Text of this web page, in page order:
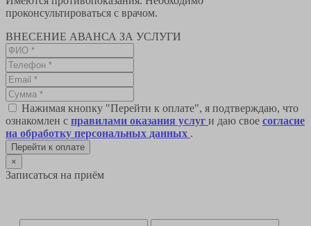
проконсультироваться с врачом.
ВНЕСЕНИЕ АВАНСА ЗА УСЛУГИ
Нажимая кнопку "Перейти к оплате", я подтверждаю, что
ознакомлен с правилами оказания услуг и даю свое согласие
на обработку персональных данных .
Перейти к оплате
×
Записаться на приём